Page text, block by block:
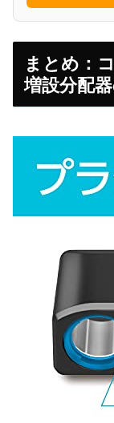
まとめ：
増設分配